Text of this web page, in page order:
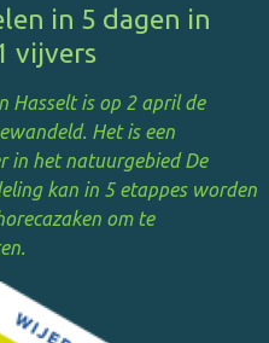
in 5 dagen in
vijvers
Hasselt is op 2 april de
Het is een
in het natuurgebied De
kan in 5 etappes worden
om te